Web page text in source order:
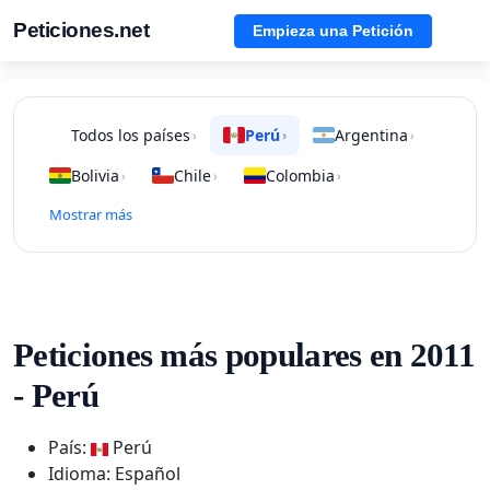
Peticiones.net Empieza una Petición
Todos los países › Perú› Argentina ›
Bolivia › Chile› Colombia ›
Mostrar más
Peticiones más populares en 2011
- Perú
País:
Perú
Idioma: Español